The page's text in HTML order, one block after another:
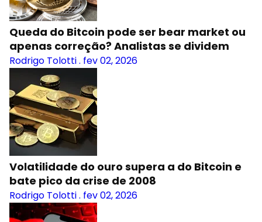
Queda do Bitcoin pode ser bear market ou
apenas correção? Analistas se dividem
Rodrigo Tolotti. fev 02, 2026
Volatilidade do ouro supera a do Bitcoin e
bate pico da crise de 2008
Rodrigo Tolotti. fev 02, 2026